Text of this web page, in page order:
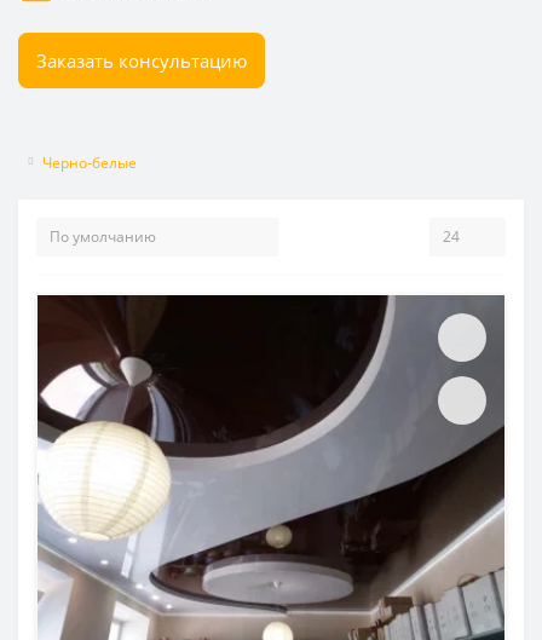
Заказать консультацию
Черно-белые